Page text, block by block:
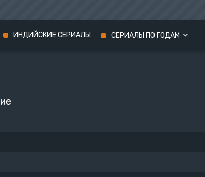
ИНДИЙСКИЕ СЕРИАЛЫ СЕРИАЛЫ ПО ГОДАМ